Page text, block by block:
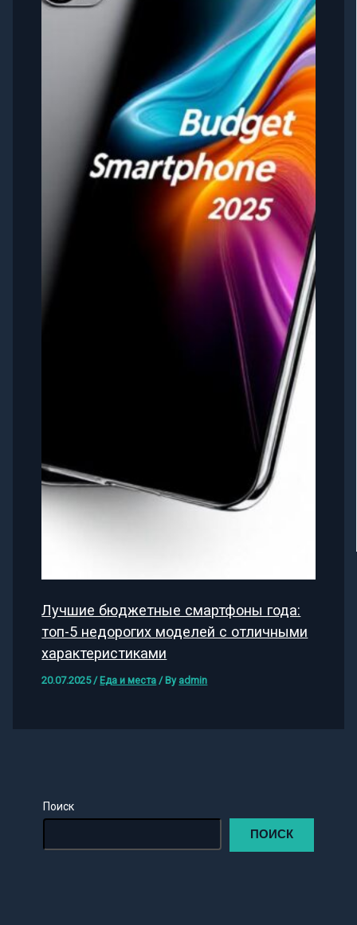
Лучшие бюджетные смартфоны года:
топ-5 недорогих моделей с отличными
характеристиками
20.07.2025/ Еда и места / By admin
Поиск
ПОИСК